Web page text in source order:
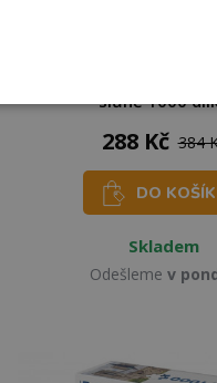
EUROGRAPHICS
slůně 1000
288 Kč 384
DO
Skladem
Odešleme v